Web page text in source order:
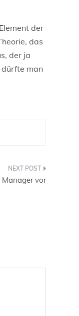
der
das
der ja
dürfte man
vor